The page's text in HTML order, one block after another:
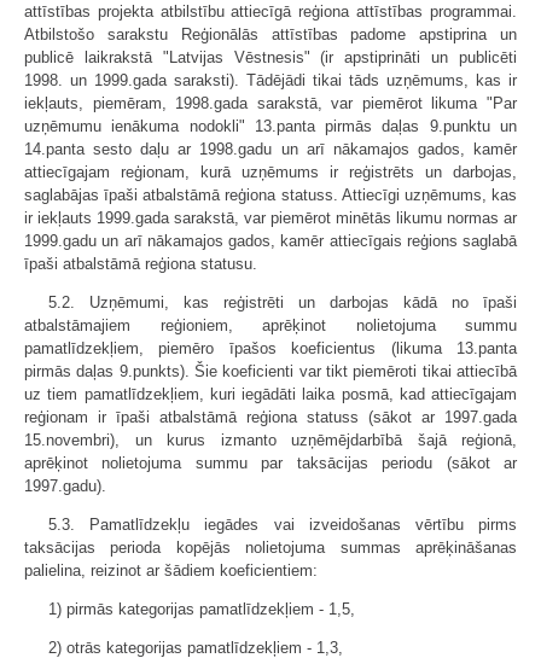
attīstības projekta atbilstību attiecīgā reģiona attīstības programmai.
Atbilstošo sarakstu Reģionālās attīstības padome apstiprina un
publicē laikrakstā "Latvijas Vēstnesis" (ir apstiprināti un publicēti
1998. un 1999.gada saraksti). Tādējādi tikai tāds uzņēmums, kas ir
iekļauts, piemēram, 1998.gada sarakstā, var piemērot likuma "Par
uzņēmumu ienākuma nodokli" 13.panta pirmās daļas 9.punktu un
14.panta sesto daļu ar 1998.gadu un arī nākamajos gados, kamēr
attiecīgajam reģionam, kurā uzņēmums ir reģistrēts un darbojas,
saglabājas īpaši atbalstāmā reģiona statuss. Attiecīgi uzņēmums, kas
ir iekļauts 1999.gada sarakstā, var piemērot minētās likumu normas ar
1999.gadu un arī nākamajos gados, kamēr attiecīgais reģions saglabā
īpaši atbalstāmā reģiona statusu.
5.2. Uzņēmumi, kas reģistrēti un darbojas kādā no īpaši
atbalstāmajiem reģioniem, aprēķinot nolietojuma summu
pamatlīdzekļiem, piemēro īpašos koeficientus (likuma 13.panta
pirmās daļas 9.punkts). Šie koeficienti var tikt piemēroti tikai attiecībā
uz tiem pamatlīdzekļiem, kuri iegādāti laika posmā, kad attiecīgajam
reģionam ir īpaši atbalstāmā reģiona statuss (sākot ar 1997.gada
15.novembri), un kurus izmanto uzņēmējdarbībā šajā reģionā,
aprēķinot nolietojuma summu par taksācijas periodu (sākot ar
1997.gadu).
5.3. Pamatlīdzekļu iegādes vai izveidošanas vērtību pirms
taksācijas perioda kopējās nolietojuma summas aprēķināšanas
palielina, reizinot ar šādiem koeficientiem:
1) pirmās kategorijas pamatlīdzekļiem - 1,5,
2) otrās kategorijas pamatlīdzekļiem - 1,3,